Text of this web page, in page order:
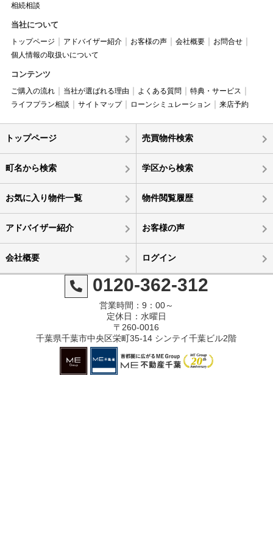
相続相談
当社について
トップページ アドバイザー紹介 お客様の声 会社概要
お問合せ
個人情報の取扱いについて
コンテンツ
ご購入の流れ 当社が選ばれる理由 よくある質問
特典・サービス
ライフプラン相談
サイトマップ ローンシミュレーション 来店予約
トップページ 売買物件検索
町名から検索 学区から検索
お気に入り物件一覧 物件閲覧履歴
アドバイザー紹介 お客様の声
会社概要 ログイン
0120-362-312
営業時間：9：00～
定休日：水曜日
〒260-0016
千葉県千葉市中央区栄町35-14 シンテイ千葉ビル2階